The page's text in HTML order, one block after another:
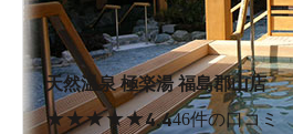
天然温泉 極楽湯 福島郡山店
★★★★★4.446件の口コミ